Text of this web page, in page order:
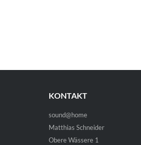
KONTAKT
sound@home
Matthias Schneider
Obere Wässere 1